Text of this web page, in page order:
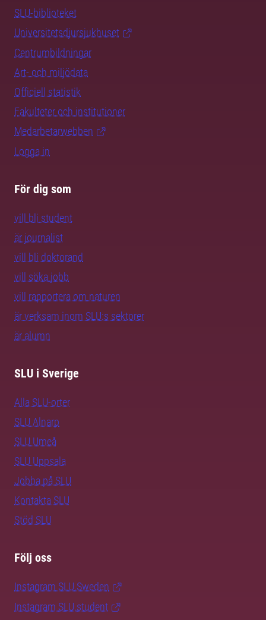
SLU-biblioteket
Universitetsdjursjukhuset
Centrumbildningar
Art- och miljödata
Officiell statistik
Fakulteter och institutioner
Medarbetarwebben
Logga in
För dig som
vill bli student
är journalist
vill bli doktorand
vill söka jobb
vill rapportera om naturen
är verksam inom SLU:s sektorer
är alumn
SLU i Sverige
Alla SLU-orter
SLU Alnarp
SLU Umeå
SLU Uppsala
Jobba på SLU
Kontakta SLU
Stöd SLU
Följ oss
Instagram SLU.Sweden
Instagram SLU.student